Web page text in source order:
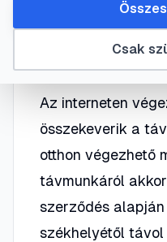
anyagi függetlenség
Az interneten
összekeverik a
otthon végezhető
távmunkáról
szerződés
székhelyétől távol
Csak